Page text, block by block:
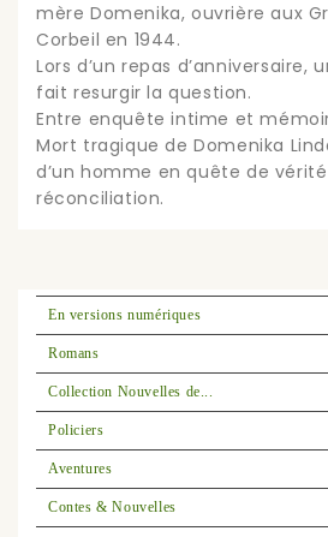
mère Domenika, ouvrière aux
Corbeil en 1944.
Lors d’un repas d’anniversaire,
fait resurgir la question.
Entre enquête intime et
Mort tragique de Domenika
d’un homme en quête de
réconciliation.
En versions numériques
Romans
Collection Nouvelles de...
Policiers
Aventures
Contes & Nouvelles